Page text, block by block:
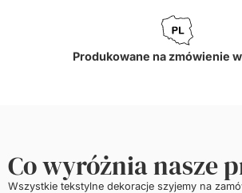
Produkowane na zmówienie
Co wyróżnia nasze
Wszystkie tekstylne dekoracje szyjemy na